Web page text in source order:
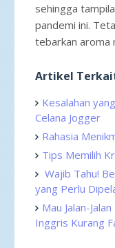
sehingga
pandemi ini.
tebarkan aroma
Artikel
Kesalahan
Celana Jogger
Rahasia
Tips Memilih
Wajib Tahu!
yang Perlu
Mau Jalan-
Inggris Kurang